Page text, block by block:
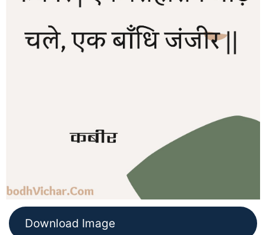
Download Image